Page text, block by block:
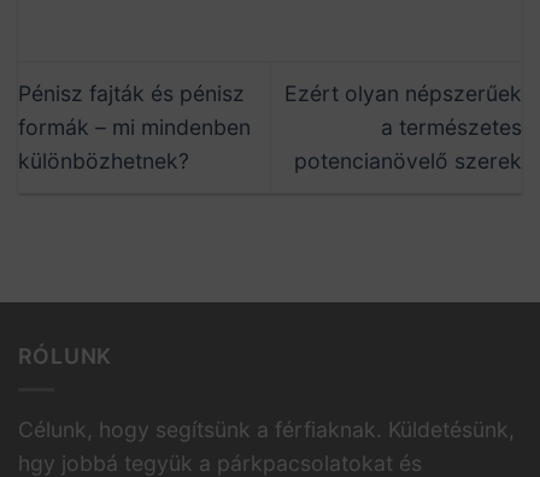
Pénisz fajták és pénisz
formák – mi mindenben
különbözhetnek?
Ezért olyan népszerűek
a természetes
potencianövelő szerek
RÓLUNK
Célunk, hogy segítsünk a férfiaknak. Küldetésünk,
hgy jobbá tegyük a párkpacsolatokat és